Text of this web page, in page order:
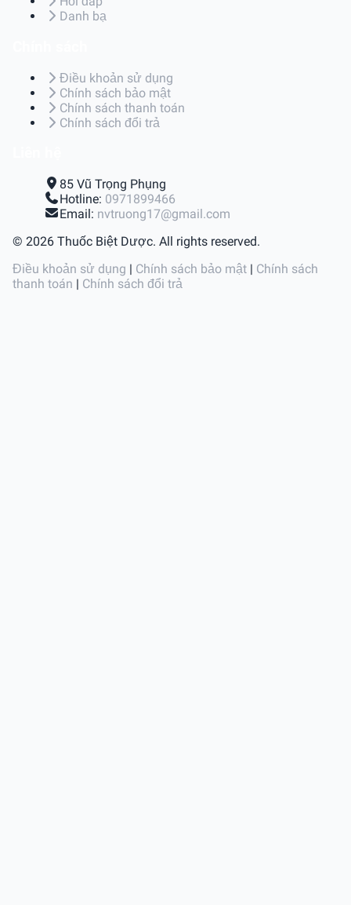
Danh bạ
Điều khoản sử dụng
Chính sách bảo mật
Chính sách thanh toán
Chính sách đổi trả
85 Vũ Trọng Phụng
Hotline: 0971899466
Email: nvtruong17@gmail.com
© 2026 Thuốc Biệt Dược. All rights reserved.
Điều khoản sử dụng | Chính sách bảo mật | Chính sách
thanh toán | Chính sách đổi trả